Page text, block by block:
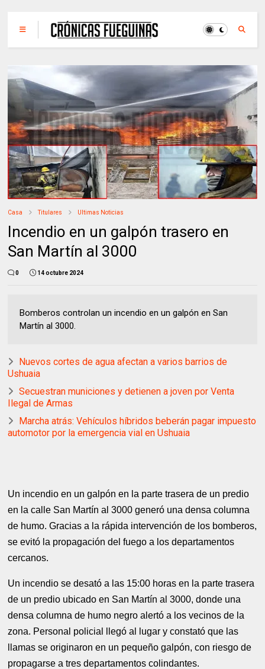
Casa Titulares Ultimas Noticias
Incendio en un galpón trasero en
San Martín al 3000
0 14 octubre 2024
Bomberos controlan un incendio en un galpón en San
Martín al 3000.
Nuevos cortes de agua afectan a varios barrios de
Ushuaia
Secuestran municiones y detienen a joven por Venta
Ilegal de Armas
Marcha atrás: Vehículos híbridos beberán pagar impuesto
automotor por la emergencia vial en Ushuaia
Un incendio en un galpón en la parte trasera de un predio
en la calle San Martín al 3000 generó una densa columna
de humo. Gracias a la rápida intervención de los bomberos,
se evitó la propagación del fuego a los departamentos
cercanos.
Un incendio se desató a las 15:00 horas en la parte trasera
de un predio ubicado en San Martín al 3000, donde una
densa columna de humo negro alertó a los vecinos de la
zona. Personal policial llegó al lugar y constató que las
llamas se originaron en un pequeño galpón, con riesgo de
propagarse a tres departamentos colindantes.